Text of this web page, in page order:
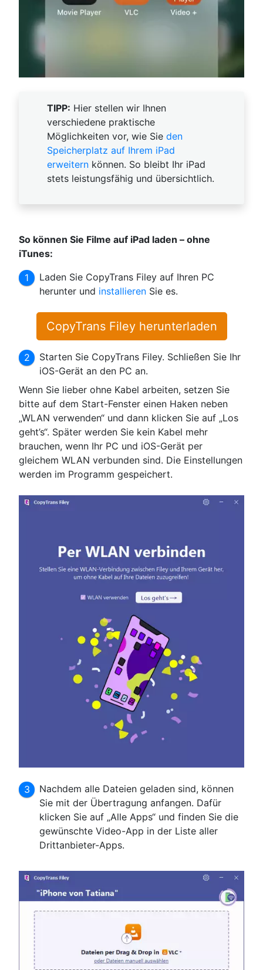
TIPP: Hier stellen wir Ihnen
verschiedene praktische
Möglichkeiten vor, wie Sie den
Speicherplatz auf Ihrem iPad
erweitern können. So bleibt Ihr iPad
stets leistungsfähig und übersichtlich.
So können Sie Filme auf iPad laden – ohne
iTunes:
Laden Sie CopyTrans Filey auf Ihren PC
herunter und installieren Sie es.
CopyTrans Filey herunterladen
Starten Sie CopyTrans Filey. Schließen Sie Ihr
iOS-Gerät an den PC an.
Wenn Sie lieber ohne Kabel arbeiten, setzen Sie
bitte auf dem Start-Fenster einen Haken neben
„WLAN verwenden“ und dann klicken Sie auf „Los
geht’s“. Später werden Sie kein Kabel mehr
brauchen, wenn Ihr PC und iOS-Gerät per
gleichem WLAN verbunden sind. Die Einstellungen
werden im Programm gespeichert.
Nachdem alle Dateien geladen sind, können
Sie mit der Übertragung anfangen. Dafür
klicken Sie auf „Alle Apps“ und finden Sie die
gewünschte Video-App in der Liste aller
Drittanbieter-Apps.